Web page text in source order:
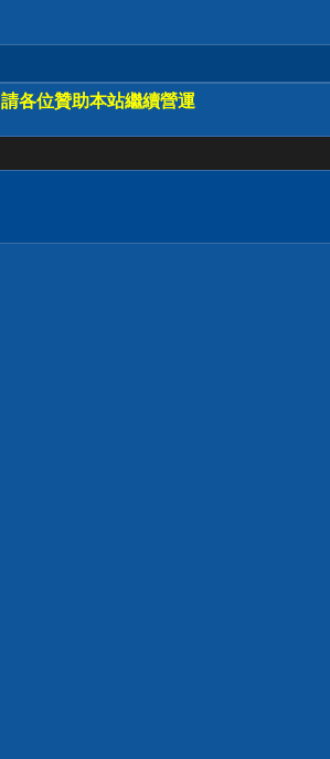
請各位贊助本站繼續營運